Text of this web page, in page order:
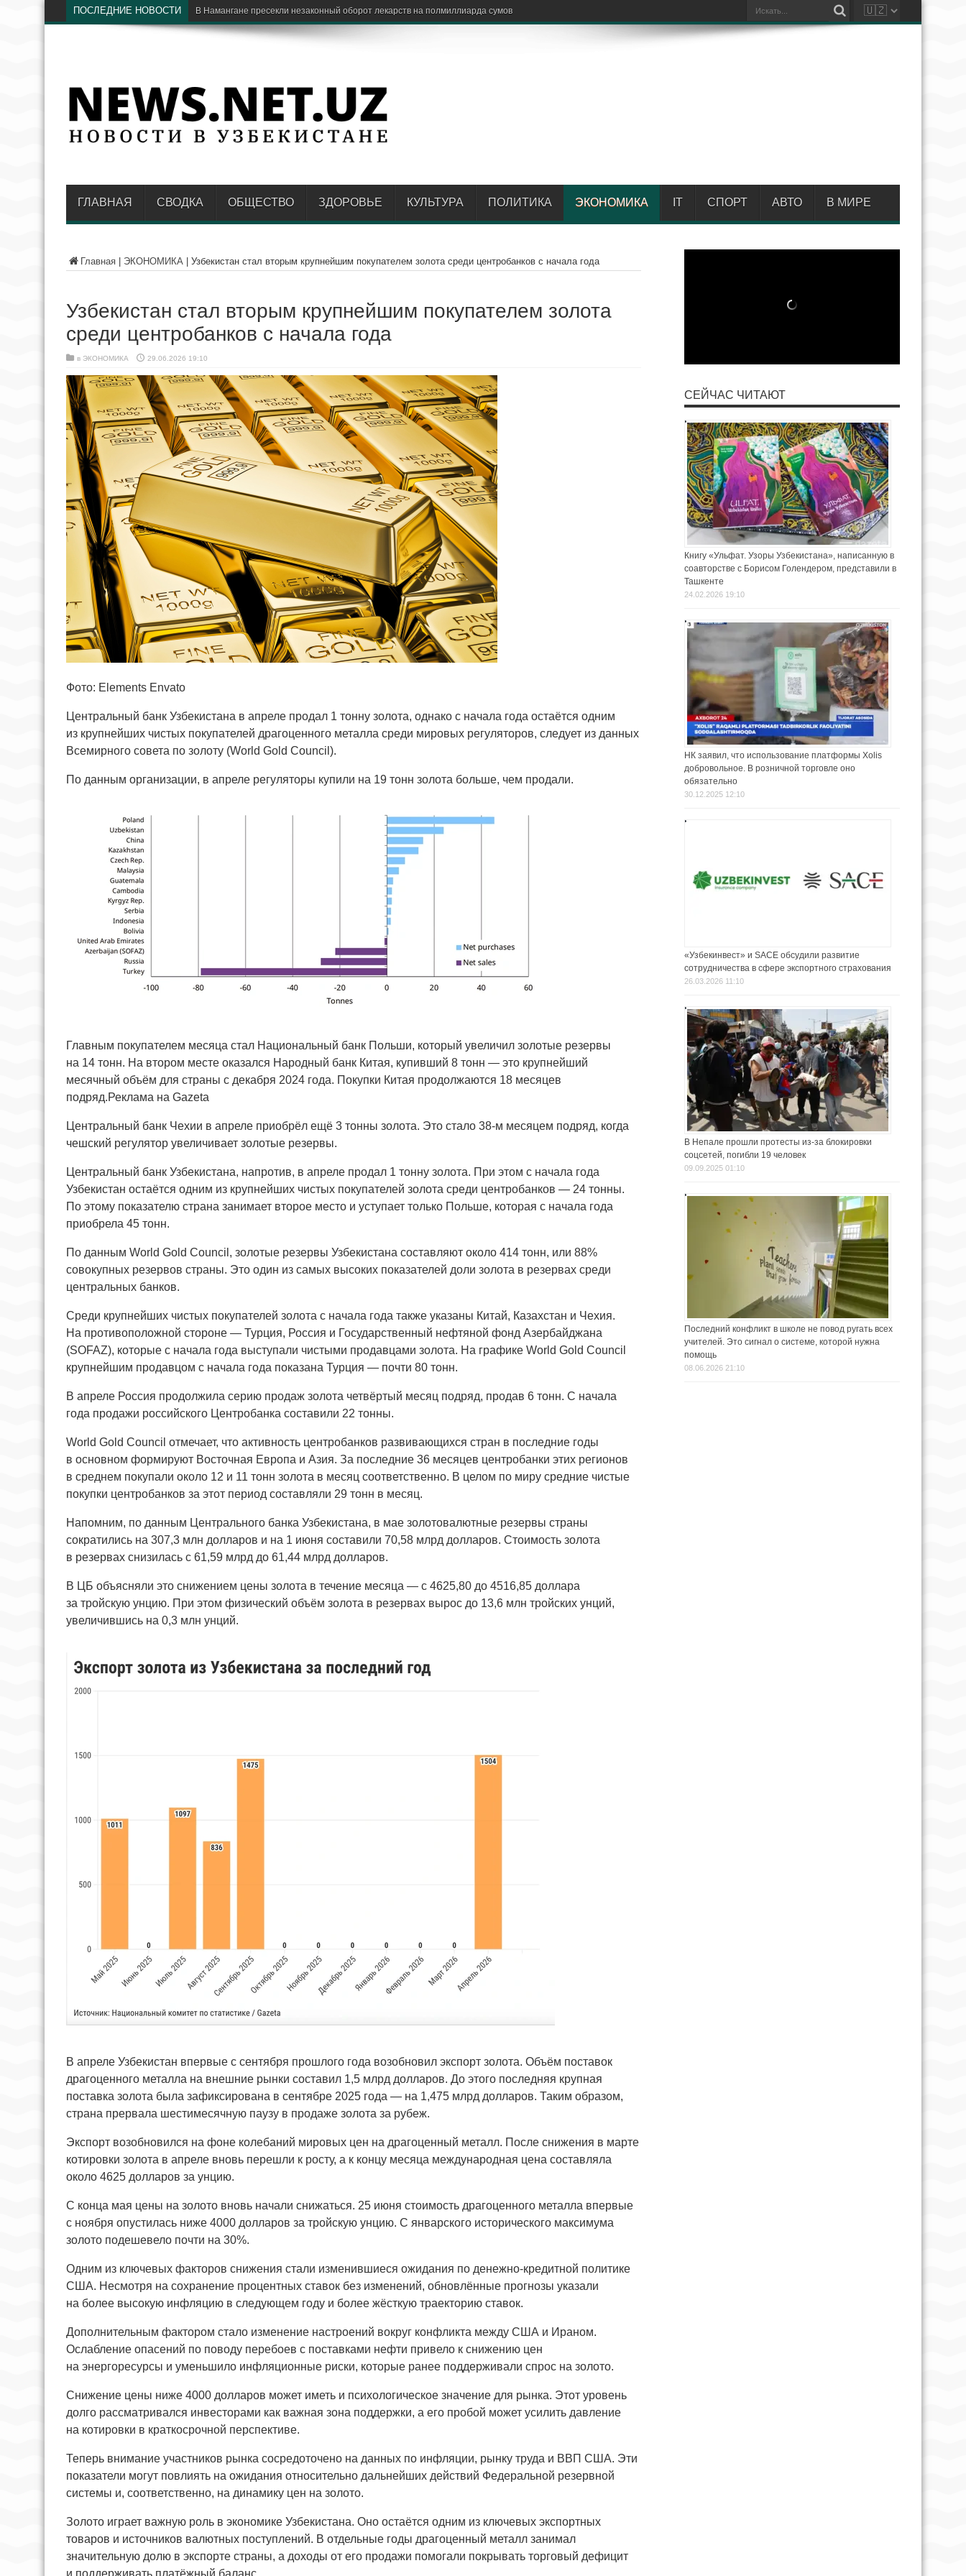
ПОСЛЕДНИЕ НОВОСТИ В Сурхандарье четверо уч
ГЛАВНАЯ СВОДКА ОБЩЕСТВО ЗДОРОВЬЕ КУЛЬТУРА ПОЛИТИКА ЭКОНОМИКА IT СПОРТ АВТО В МИРЕ
Главная ЭКОНОМИКА Узбекистан стал вторым крупнейшим покупателем золота среди центробанков с начала года
Узбекистан стал вторым крупнейшим покупателем золота
среди центробанков с начала года
в ЭКОНОМИКА 29.06.2026 19:10
Фото: Elements Envato
Центральный банк Узбекистана в апреле продал 1 тонну золота, однако с начала года остаётся одним
из крупнейших чистых покупателей драгоценного металла среди мировых регуляторов, следует из данных
Всемирного совета по золоту (World Gold Council).
По данным организации, в апреле регуляторы купили на 19 тонн золота больше, чем продали.
Главным покупателем месяца стал Национальный банк Польши, который увеличил золотые резервы
на 14 тонн. На втором месте оказался Народный банк Китая, купивший 8 тонн — это крупнейший
месячный объём для страны с декабря 2024 года. Покупки Китая продолжаются 18 месяцев
подряд.Реклама на Gazeta
Центральный банк Чехии в апреле приобрёл ещё 3 тонны золота. Это стало 38-м месяцем подряд, когда
чешский регулятор увеличивает золотые резервы.
Центральный банк Узбекистана, напротив, в апреле продал 1 тонну золота. При этом с начала года
Узбекистан остаётся одним из крупнейших чистых покупателей золота среди центробанков — 24 тонны.
По этому показателю страна занимает второе место и уступает только Польше, которая с начала года
приобрела 45 тонн.
По данным World Gold Council, золотые резервы Узбекистана составляют около 414 тонн, или 88%
совокупных резервов страны. Это один из самых высоких показателей доли золота в резервах среди
центральных банков.
Среди крупнейших чистых покупателей золота с начала года также указаны Китай, Казахстан и Чехия.
На противоположной стороне — Турция, Россия и Государственный нефтяной фонд Азербайджана
(SOFAZ), которые с начала года выступали чистыми продавцами золота. На графике World Gold Council
крупнейшим продавцом с начала года показана Турция — почти 80 тонн.
В апреле Россия продолжила серию продаж золота четвёртый месяц подряд, продав 6 тонн. С начала
года продажи российского Центробанка составили 22 тонны.
World Gold Council отмечает, что активность центробанков развивающихся стран в последние годы
в основном формируют Восточная Европа и Азия. За последние 36 месяцев центробанки этих регионов
в среднем покупали около 12 и 11 тонн золота в месяц соответственно. В целом по миру средние чистые
покупки центробанков за этот период составляли 29 тонн в месяц.
Напомним, по данным Центрального банка Узбекистана, в мае золотовалютные резервы страны
сократились на 307,3 млн долларов и на 1 июня составили 70,58 млрд долларов. Стоимость золота
в резервах снизилась с 61,59 млрд до 61,44 млрд долларов.
В ЦБ объясняли это снижением цены золота в течение месяца — с 4625,80 до 4516,85 доллара
за тройскую унцию. При этом физический объём золота в резервах вырос до 13,6 млн тройских унций,
увеличившись на 0,3 млн унций.
В апреле Узбекистан впервые с сентября прошлого года возобновил экспорт золота. Объём поставок
драгоценного металла на внешние рынки составил 1,5 млрд долларов. До этого последняя крупная
поставка золота была зафиксирована в сентябре 2025 года — на 1,475 млрд долларов. Таким образом,
страна прервала шестимесячную паузу в продаже золота за рубеж.
Экспорт возобновился на фоне колебаний мировых цен на драгоценный металл. После снижения в марте
котировки золота в апреле вновь перешли к росту, а к концу месяца международная цена составляла
около 4625 долларов за унцию.
С конца мая цены на золото вновь начали снижаться. 25 июня стоимость драгоценного металла впервые
с ноября опустилась ниже 4000 долларов за тройскую унцию. С январского исторического максимума
золото подешевело почти на 30%.
Одним из ключевых факторов снижения стали изменившиеся ожидания по денежно-кредитной политике
США. Несмотря на сохранение процентных ставок без изменений, обновлённые прогнозы указали
на более высокую инфляцию в следующем году и более жёсткую траекторию ставок.
Дополнительным фактором стало изменение настроений вокруг конфликта между США и Ираном.
Ослабление опасений по поводу перебоев с поставками нефти привело к снижению цен
на энергоресурсы и уменьшило инфляционные риски, которые ранее поддерживали спрос на золото.
Снижение цены ниже 4000 долларов может иметь и психологическое значение для рынка. Этот уровень
долго рассматривался инвесторами как важная зона поддержки, а его пробой может усилить давление
на котировки в краткосрочной перспективе.
Теперь внимание участников рынка сосредоточено на данных по инфляции, рынку труда и ВВП США. Эти
показатели могут повлиять на ожидания относительно дальнейших действий Федеральной резервной
системы и, соответственно, на динамику цен на золото.
Золото играет важную роль в экономике Узбекистана. Оно остаётся одним из ключевых экспортных
товаров и источников валютных поступлений. В отдельные годы драгоценный металл занимал
значительную долю в экспорте страны, а доходы от его продажи помогали покрывать торговый дефицит
и поддерживать платёжный баланс.
СЕЙЧАС ЧИТАЮТ
Книгу «Ульфат. Узоры Узбекистана», написанную в
соавторстве с Борисом Голендером, представили в
Ташкенте
24.02.2026 19:10
НК заявил, что использование платформы Xolis
добровольное. В розничной торговле оно
обязательно
30.12.2025 12:10
«Узбекинвест» и SACE обсудили развитие
сотрудничества в сфере экспортного страхования
26.03.2026 11:10
В Непале прошли протесты из-за блокировки
соцсетей, погибли 19 человек
09.09.2025 01:10
Последний конфликт в школе не повод ругать всех
учителей. Это сигнал о системе, которой нужна
помощь
08.06.2026 21:10